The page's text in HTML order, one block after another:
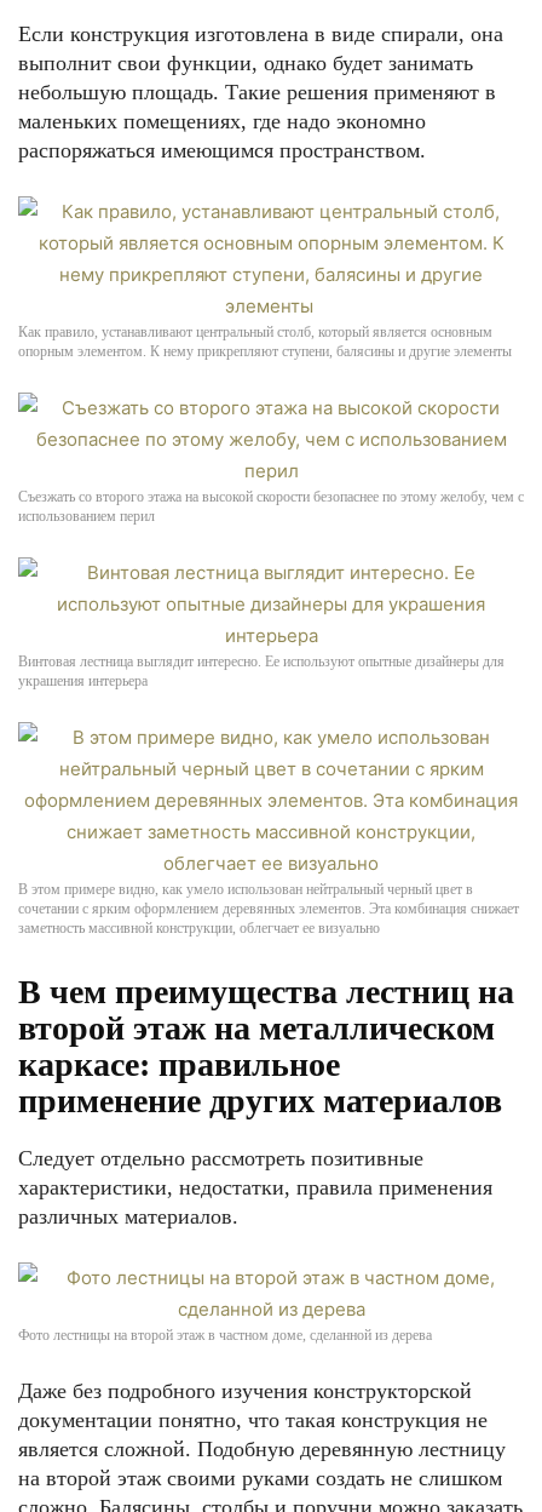
Если конструкция изготовлена в виде спирали, она
выполнит свои функции, однако будет занимать
небольшую площадь. Такие решения применяют в
маленьких помещениях, где надо экономно
распоряжаться имеющимся пространством.
Как правило, устанавливают центральный столб, который является основным
опорным элементом. К нему прикрепляют ступени, балясины и другие элементы
Съезжать со второго этажа на высокой скорости безопаснее по этому желобу, чем с
использованием перил
Винтовая лестница выглядит интересно. Ее используют опытные дизайнеры для
украшения интерьера
В этом примере видно, как умело использован нейтральный черный цвет в
сочетании с ярким оформлением деревянных элементов. Эта комбинация снижает
заметность массивной конструкции, облегчает ее визуально
В чем преимущества лестниц на
второй этаж на металлическом
каркасе: правильное
применение других материалов
Следует отдельно рассмотреть позитивные
характеристики, недостатки, правила применения
различных материалов.
Фото лестницы на второй этаж в частном доме, сделанной из дерева
Даже без подробного изучения конструкторской
документации понятно, что такая конструкция не
является сложной. Подобную деревянную лестницу
на второй этаж своими руками создать не слишком
сложно. Балясины, столбы и поручни можно заказать